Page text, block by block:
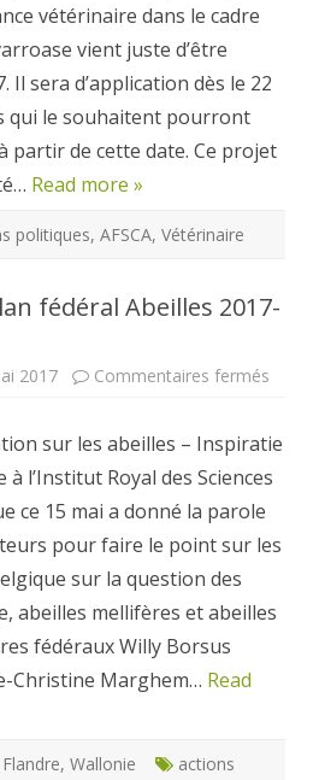
de
la
la
vétérinaire dans le cadre
vient juste d’être
Il sera d’application dès le 22
qui le souhaitent pourront
partir de cette date. Ce projet
Read more »
politiques, AFSCA, Vétérinaire
fédéral Abeilles 2017-
2017 Commentaires fermés
2017-
2019
sur les abeilles – Inspiratie
l’Institut Royal des Sciences
ce 15 mai a donné la parole
pour faire le point sur les
sur la question des
abeilles mellifères et abeilles
fédéraux Willy Borsus
Christine Marghem… Read
Flandre, Wallonie
actions